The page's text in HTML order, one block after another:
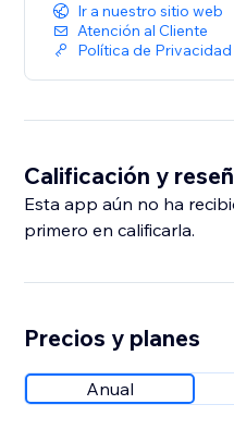
Ir a nuestro sitio web
Atención al Cliente
Política de Privacidad
Calificación y
Esta app aún no ha
primero en calificarla.
Precios y planes
Anual